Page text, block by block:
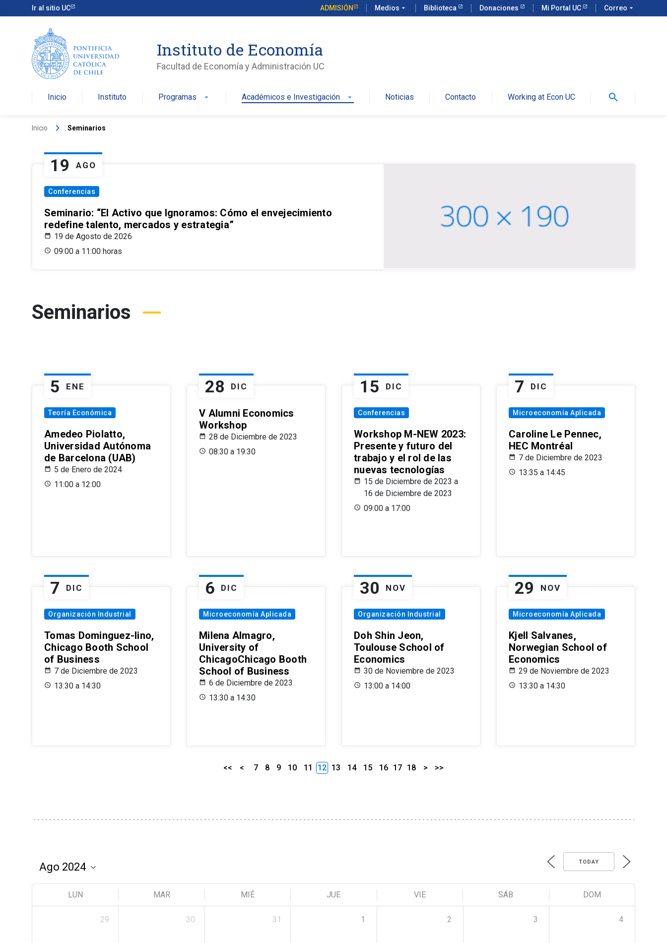
Ir al sitio UC ADMISIÓN Medios arrow_drop_down Biblioteca Donaciones Mi Portal UC Correo arrow_drop_down
Instituto de Economía
Facultad de Economía y Administración UC
Inicio Instituto Programas arrow_drop_down Académicos e Investigación arrow_drop_down Noticias Contacto Working at Econ UC search
Inicio keyboard_arrow_right Seminarios
19 AGO
Conferencias
Seminario: “El Activo que Ignoramos: Cómo el envejecimiento
redefine talento, mercados y estrategia”
19 de Agosto de 2026
09:00 a 11:00 horas
Seminarios
5 ENE
Teoría Económica
Amedeo Piolatto,
Universidad Autónoma
de Barcelona (UAB)
5 de Enero de 2024
11:00 a 12:00
28 DIC
V Alumni Economics
Workshop
28 de Diciembre de 2023
08:30 a 19:30
15 DIC
Conferencias
Workshop M-NEW 2023:
Presente y futuro del
trabajo y el rol de las
nuevas tecnologías
15 de Diciembre de 2023 a
16 de Diciembre de 2023
09:00 a 17:00
7 DIC
Microeconomía Aplicada
Caroline Le Pennec,
HEC Montréal
7 de Diciembre de 2023
13:35 a 14:45
7 DIC
Organización Industrial
Tomas Dominguez-Iino,
Chicago Booth School
of Business
7 de Diciembre de 2023
13:30 a 14:30
6 DIC
Microeconomía Aplicada
Milena Almagro,
University of
ChicagoChicago Booth
School of Business
6 de Diciembre de 2023
13:30 a 14:30
30 NOV
Organización Industrial
Doh Shin Jeon,
Toulouse School of
Economics
30 de Noviembre de 2023
13:00 a 14:00
29 NOV
Microeconomía Aplicada
Kjell Salvanes,
Norwegian School of
Economics
29 de Noviembre de 2023
13:30 a 14:30
<< < 7 8 9 10 11 12 13 14 15 16 17 18 > >>
TODAY
LUN MAR MIÉ JUE VIE SÁB DOM
29 30 31 1 2 3 4